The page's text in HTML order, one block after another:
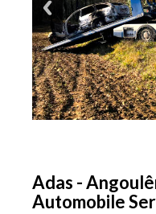
Adas -
Automobile